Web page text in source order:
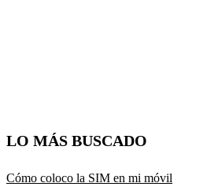
LO MÁS BUSCADO
Cómo coloco la SIM en mi móvil